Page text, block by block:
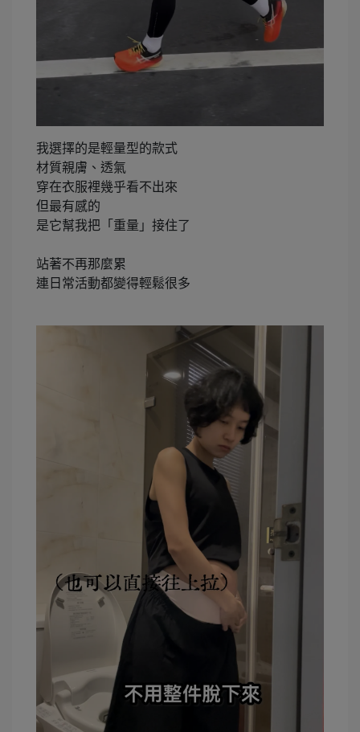
我選擇的是輕量型的款式
材質親膚、透氣
穿在衣服裡幾乎看不出來
但最有感的
是它幫我把「重量」接住了
站著不再那麼累
連日常活動都變得輕鬆很多